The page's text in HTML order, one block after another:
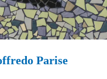
Parise